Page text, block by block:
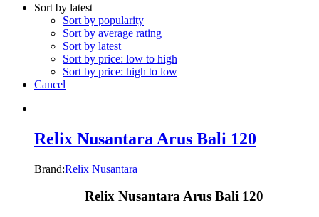
Sort by latest
Sort by popularity
Sort by average rating
Sort by latest
Sort by price: low to high
Sort by price: high to low
Cancel
Relix Nusantara Arus Bali 120
Brand:Relix Nusantara
Relix Nusantara Arus Bali 120